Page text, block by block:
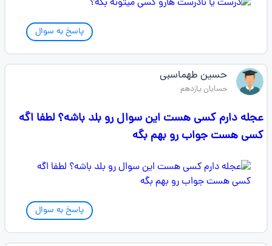
پاسخ به سوال
حسین طهماسبی
حسابان یازدهم
عجله دارم کسی هست این سوال رو بلد باشه؟ لطفا اگه
کسی هست جواب رو بهم بگه
پاسخ به سوال